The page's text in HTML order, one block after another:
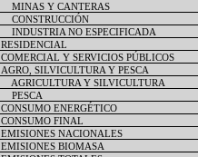
    MINAS Y CANTERAS
    CONSTRUCCIÓN
    INDUSTRIA NO ESPECIFICADA
RESIDENCIAL
COMERCIAL Y SERVICIOS PÚBLICOS
AGRO, SILVICULTURA Y PESCA
    AGRICULTURA Y SILVICULTURA
    PESCA
CONSUMO ENERGÉTICO
CONSUMO FINAL
EMISIONES NACIONALES
EMISIONES BIOMASA
    MINAS Y CANTERAS
    CONSTRUCCIÓN
    INDUSTRIA NO ESPECIFICADA
RESIDENCIAL
COMERCIAL Y SERVICIOS PÚBLICOS
AGRO, SILVICULTURA Y PESCA
    AGRICULTURA Y SILVICULTURA
    PESCA
CONSUMO ENERGÉTICO
CONSUMO FINAL
EMISIONES NACIONALES
EMISIONES BIOMASA